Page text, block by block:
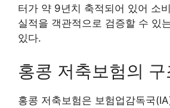
터가 약 9년치 축적되어 있어 소
실적을 객관적으로 검증할 수 있
있다.
홍콩 저축보험의 구
홍콩 저축보험은 보험업감독국